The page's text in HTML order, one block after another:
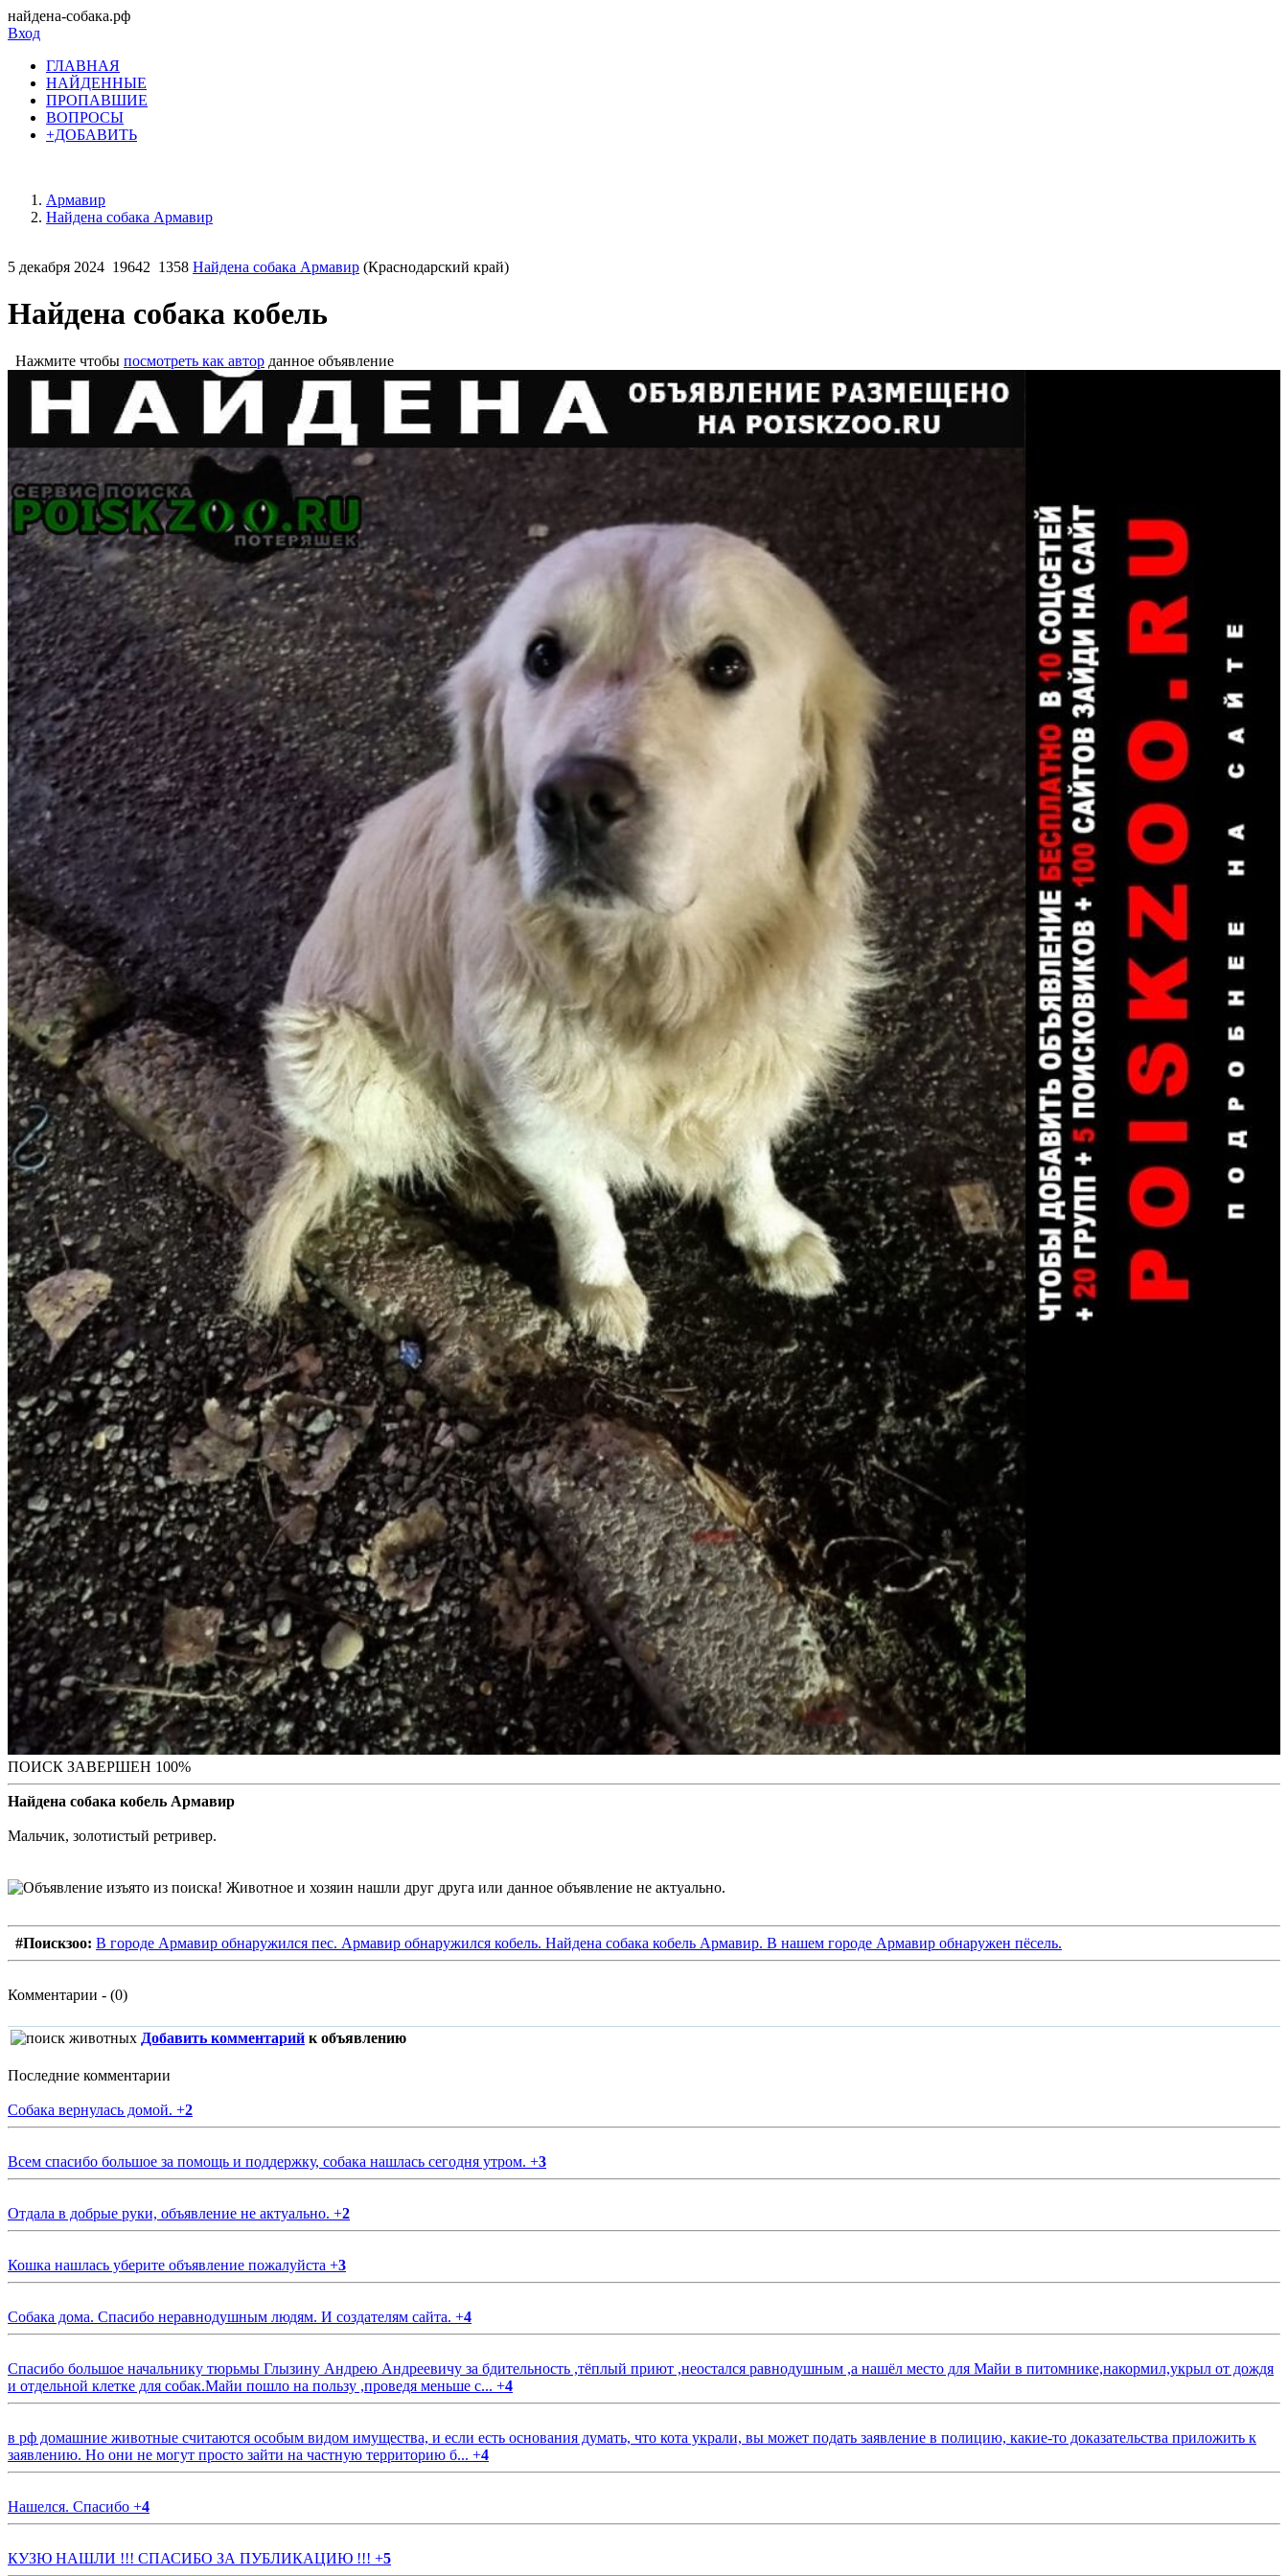
найдена-собака.рф
Вход
ГЛАВНАЯ
НАЙДЕННЫЕ
ПРОПАВШИЕ
ВОПРОСЫ
+ДОБАВИТЬ
Армавир
Найдена собака Армавир
5 декабря 2024 19642 1358 Найдена собака Армавир (Краснодарский край)
Найдена собака кобель
Нажмите чтобы посмотреть как автор данное объявление
ПОИСК ЗАВЕРШЕН 100%
Найдена собака кобель Армавир
Мальчик, золотистый ретривер.
#Поискзоо: В городе Армавир обнаружился пес. Армавир обнаружился кобель. Найдена собака кобель Армавир. В нашем городе Армавир обнаружен пёсель.
Комментарии - (0)
Добавить комментарий к объявлению
Последние комментарии
Собака вернулась домой. +2
Всем спасибо большое за помощь и поддержку, собака нашлась сегодня утром. +3
Отдала в добрые руки, объявление не актуально. +2
Кошка нашлась уберите объявление пожалуйста +3
Собака дома. Спасибо неравнодушным людям. И создателям сайта. +4
Спасибо большое начальнику тюрьмы Глызину Андрею Андреевичу за бдительность ,тёплый приют ,неостался равнодушным ,а нашёл место для Майи в питомнике,накормил,укрыл от дождя
и отдельной клетке для собак.Майи пошло на пользу ,проведя меньше с... +4
в рф домашние животные считаются особым видом имущества, и если есть основания думать, что кота украли, вы может подать заявление в полицию, какие-то доказательства приложить к
заявлению. Но они не могут просто зайти на частную территорию б... +4
Нашелся. Спасибо +4
КУЗЮ НАШЛИ !!! СПАСИБО ЗА ПУБЛИКАЦИЮ !!! +5